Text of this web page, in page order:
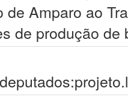
de Amparo ao
de produção